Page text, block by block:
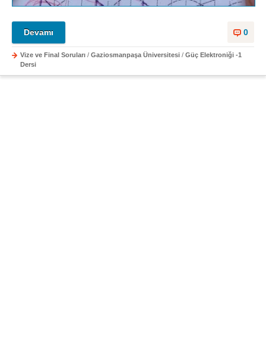
0
Devamı
Vize ve Final Soruları / Gaziosmanpaşa Üniversitesi / Güç Elektroniği -1
Dersi